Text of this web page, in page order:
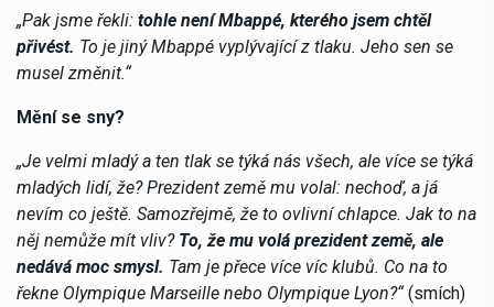
„Pak jsme řekli: tohle není Mbappé, kterého jsem chtěl
přivést. To je jiný Mbappé vyplývající z tlaku. Jeho sen se
musel změnit.“
Mění se sny?
„Je velmi mladý a ten tlak se týká nás všech, ale více se týká
mladých lidí, že? Prezident země mu volal: nechoď, a já
nevím co ještě. Samozřejmě, že to ovlivní chlapce. Jak to na
něj nemůže mít vliv? To, že mu volá prezident země, ale
nedává moc smysl. Tam je přece více víc klubů. Co na to
řekne Olympique Marseille nebo Olympique Lyon?“(smích)